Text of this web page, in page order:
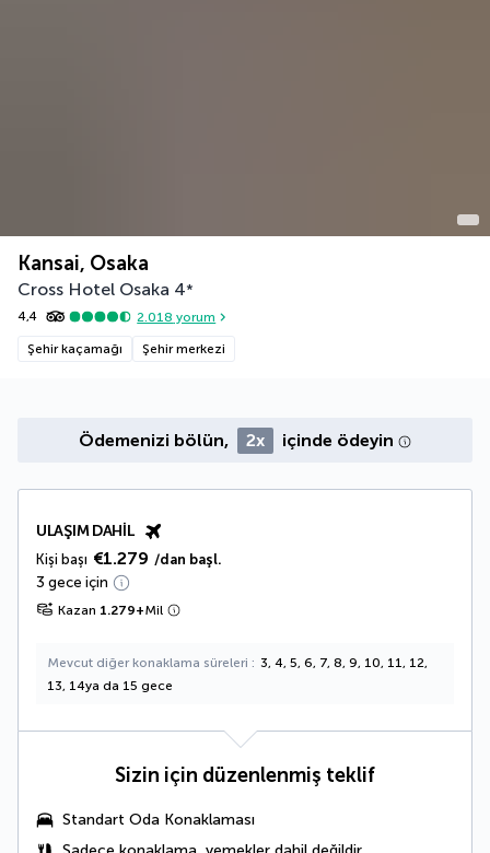
Kansai, Osaka
Cross Hotel Osaka 4*
4,4 2.018 yorum
Şehir kaçamağı Şehir merkezi
Ödemenizi bölün, 2x içinde ödeyin
ULAŞIM DAHIL
Kişi başı €1.279 /dan başl.
3 gece için
Kazan 1.279+Mil
Mevcut diğer konaklama süreleri
3, 4, 5, 6, 7, 8, 9, 10, 11, 12,
13, 14ya da 15 gece
Sizin için düzenlenmiş teklif
Standart Oda Konaklaması